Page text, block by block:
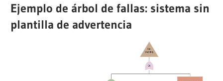
Ejemplo de árbol de fallas: sistema sin
plantilla de advertencia